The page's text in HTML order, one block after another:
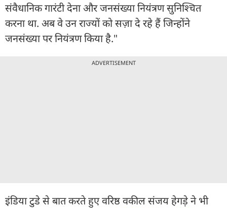
संवैधानिक गारंटी देना और जनसंख्या नियंत्रण सुनिश्चित
करना था. अब वे उन राज्यों को सज़ा दे रहे हैं जिन्होंने
जनसंख्या पर नियंत्रण किया है."
ADVERTISEMENT
इंडिया टुडे से बात करते हुए वरिष्ठ वकील संजय हेगड़े ने भी